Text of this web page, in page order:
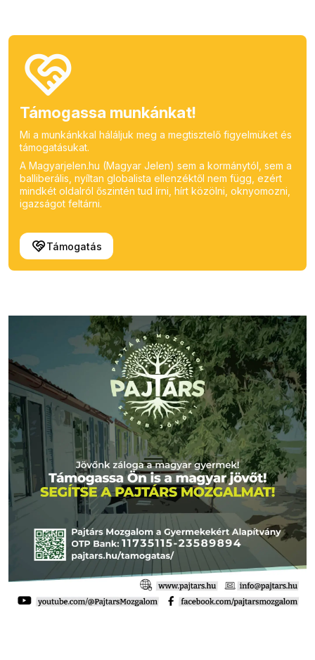
Támogassa munkánkat!
Mi a munkánkkal háláljuk meg a megtisztelő figyelmüket és
támogatásukat.
A Magyarjelen.hu (Magyar Jelen) sem a kormánytól, sem a
balliberális, nyíltan globalista ellenzéktől nem függ, ezért
mindkét oldalról őszintén tud írni, hírt közölni, oknyomozni,
igazságot feltárni.
Támogatás